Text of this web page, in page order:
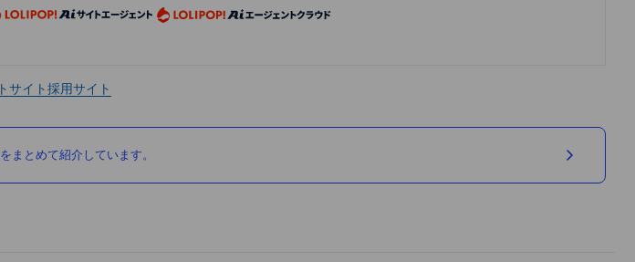
サイト採用サイト
まとめて紹介しています。